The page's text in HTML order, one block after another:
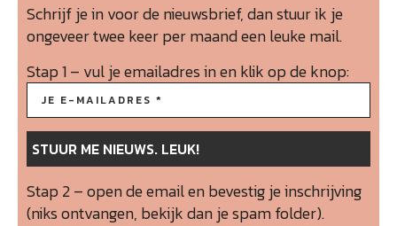
Schrijf je in voor de nieuwsbrief, dan stuur ik je
ongeveer twee keer per maand een leuke mail.
Stap 1 – vul je emailadres in en klik op de knop:
Stap 2 – open de email en bevestig je inschrijving
(niks ontvangen, bekijk dan je spam folder).